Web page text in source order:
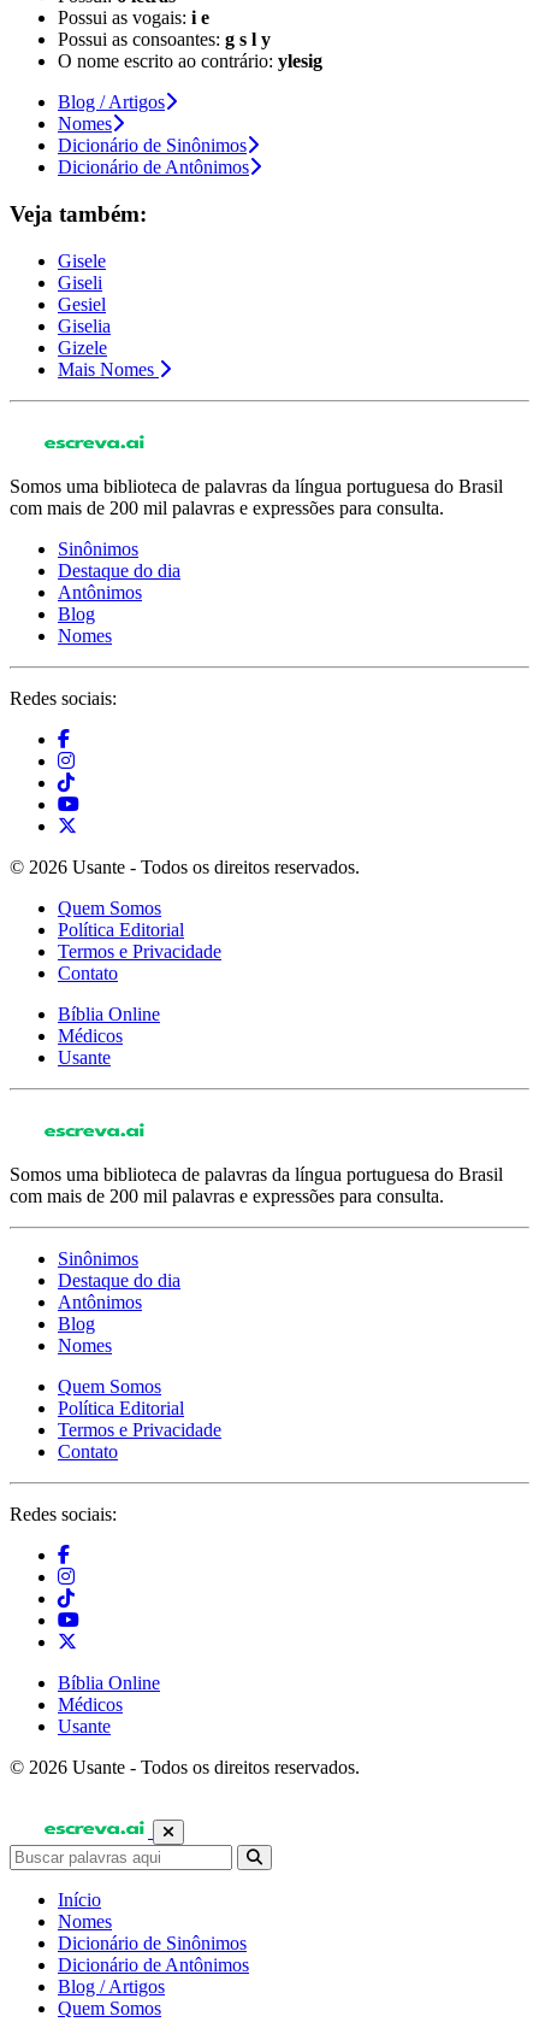
Possui as vogais: i e
Possui as consoantes: g s l y
O nome escrito ao contrário: ylesig
Blog / Artigos
Nomes
Dicionário de Sinônimos
Dicionário de Antônimos
Veja também:
Gisele
Giseli
Gesiel
Giselia
Gizele
Mais Nomes
Somos uma biblioteca de palavras da língua portuguesa do Brasil
com mais de 200 mil palavras e expressões para consulta.
Sinônimos
Destaque do dia
Antônimos
Blog
Nomes
Redes sociais:
© 2026 Usante - Todos os direitos reservados.
Quem Somos
Política Editorial
Termos e Privacidade
Contato
Bíblia Online
Médicos
Usante
Somos uma biblioteca de palavras da língua portuguesa do Brasil
com mais de 200 mil palavras e expressões para consulta.
Sinônimos
Destaque do dia
Antônimos
Blog
Nomes
Quem Somos
Política Editorial
Termos e Privacidade
Contato
Redes sociais:
Bíblia Online
Médicos
Usante
© 2026 Usante - Todos os direitos reservados.
Início
Nomes
Dicionário de Sinônimos
Dicionário de Antônimos
Blog / Artigos
Quem Somos